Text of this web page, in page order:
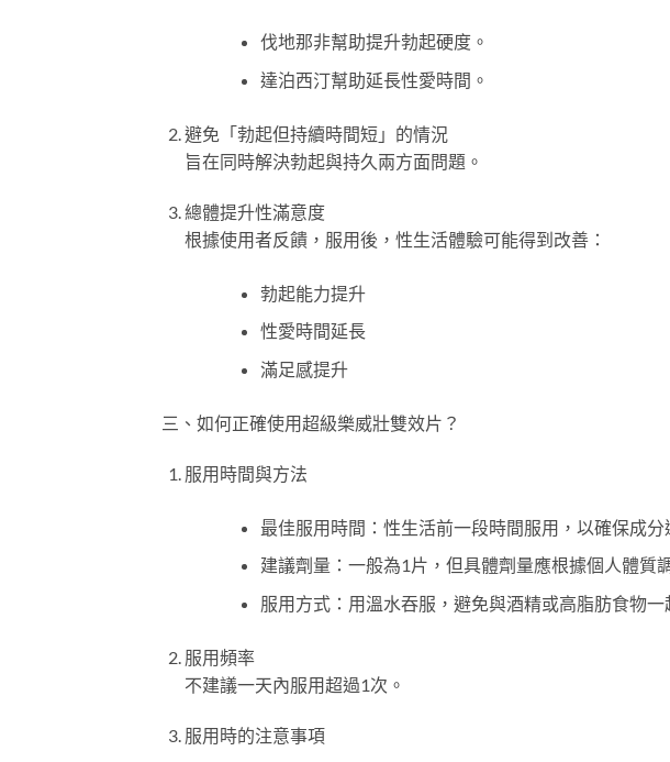
伐地那非幫助提升勃起硬度。
達泊西汀幫助延長性愛時間。
避免「勃起但持續時間短」的情況
旨在同時解決勃起與持久兩方面問題。
總體提升性滿意度
根據使用者反饋，服用後，性生活體驗可能得到改善：
勃起能力提升
性愛時間延長
滿足感提升
三、如何正確使用超級樂威壯雙效片？
服用時間與方法
最佳服用時間：性生活前一段時間服用，以確保成分
建議劑量：一般為1片，但具體劑量應根據個人體質
服用方式：用溫水吞服，避免與酒精或高脂肪食物一
服用頻率
不建議一天內服用超過1次。
服用時的注意事項